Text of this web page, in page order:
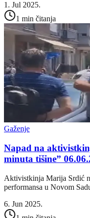
1. Jul 2025.
1 min čitanja
Gaženje
Napad na
minuta tišine”
Aktivistkinja Marija Srdić
performansa u Novom
6. Jun 2025.